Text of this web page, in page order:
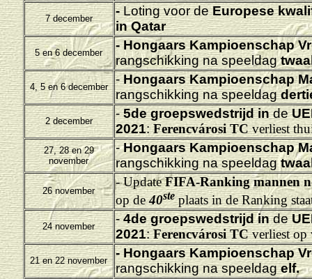
7 december
-Loting voor deEuropese
in Qatar
5 en 6 december
-Hongaars Kampioenschap
rangschikking na speeldag
4, 5 en 6 december
-Hongaars Kampioenschap
rangschikking na speeldag
2 december
-5de groepswedstrijd inde
2021:Ferencvárosi TCverliest
27, 28 en 29
november
-Hongaars Kampioenschap
rangschikking na speeldag
26 november
- Update FIFA-Ranking mannen
op de40steplaats in de Ranking
24 november
-4de groepswedstrijd inde
2021:Ferencvárosi TCverliest op
21 en 22 november
-Hongaars Kampioenschap
rangschikking na speeldagelf.